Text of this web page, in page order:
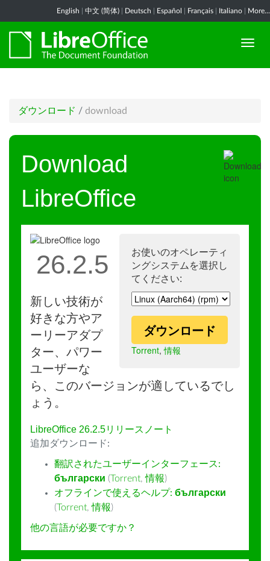
English 中文 (简体) Deutsch Español Français Italiano More...
ダウンロード / download
Download
LibreOffice
お使いのオペレーティ
ングシステムを選択し
てください:
ダウンロード
Torrent,情報
26.2.5
新しい技術が
好きな方やア
ーリーアダプ
ター、パワー
ユーザーな
ら、このバージョンが適しているでし
ょう。
LibreOffice 26.2.5リリースノート
追加ダウンロード:
翻訳されたユーザーインターフェース:
български (Torrent,情報)
オフラインで使えるヘルプ: български
(Torrent,情報)
他の言語が必要ですか？